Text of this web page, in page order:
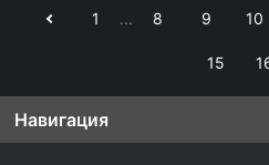
1 ... 8 9 10
15
Навигация